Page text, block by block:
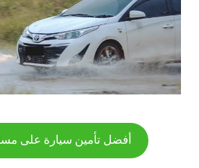
أفضل تأمين سيارة على